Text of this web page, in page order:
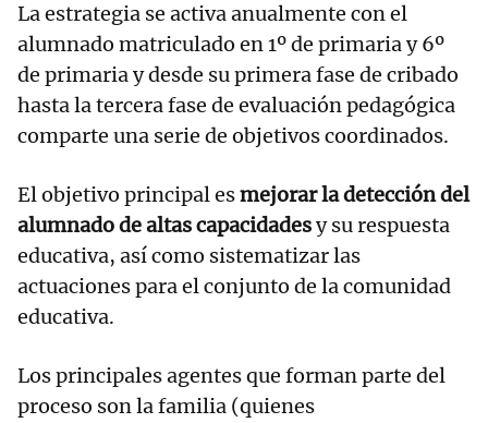
La estrategia se activa anualmente con el
alumnado matriculado en 1º de primaria y 6º
de primaria y desde su primera fase de cribado
hasta la tercera fase de evaluación pedagógica
comparte una serie de objetivos coordinados.
El objetivo principal esmejorar la detección del
alumnado de altas capacidadesy su respuesta
educativa, así como sistematizar las
actuaciones para el conjunto de la comunidad
educativa.
Los principales agentes que forman parte del
proceso son la familia (quienes